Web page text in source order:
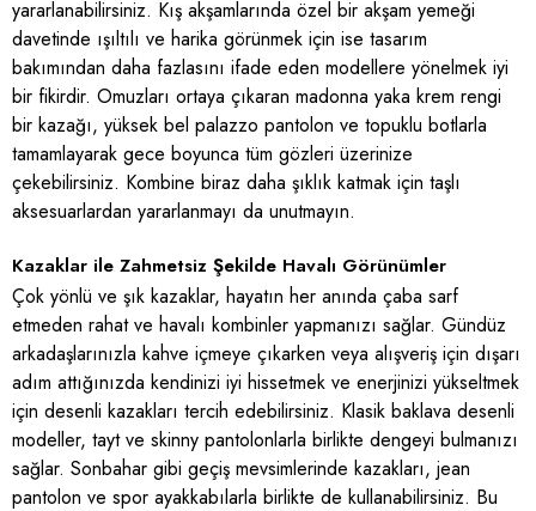
yararlanabilirsiniz. Kış akşamlarında özel bir akşam yemeği
davetinde ışıltılı ve harika görünmek için ise tasarım
bakımından daha fazlasını ifade eden modellere yönelmek iyi
bir fikirdir. Omuzları ortaya çıkaran madonna yaka krem rengi
bir kazağı, yüksek bel palazzo pantolon ve topuklu botlarla
tamamlayarak gece boyunca tüm gözleri üzerinize
çekebilirsiniz. Kombine biraz daha şıklık katmak için taşlı
aksesuarlardan yararlanmayı da unutmayın.
Kazaklar ile Zahmetsiz Şekilde Havalı Görünümler
Çok yönlü ve şık kazaklar, hayatın her anında çaba sarf
etmeden rahat ve havalı kombinler yapmanızı sağlar. Gündüz
arkadaşlarınızla kahve içmeye çıkarken veya alışveriş için dışarı
adım attığınızda kendinizi iyi hissetmek ve enerjinizi yükseltmek
için desenli kazakları tercih edebilirsiniz. Klasik baklava desenli
modeller, tayt ve skinny pantolonlarla birlikte dengeyi bulmanızı
sağlar. Sonbahar gibi geçiş mevsimlerinde kazakları, jean
pantolon ve spor ayakkabılarla birlikte de kullanabilirsiniz. Bu